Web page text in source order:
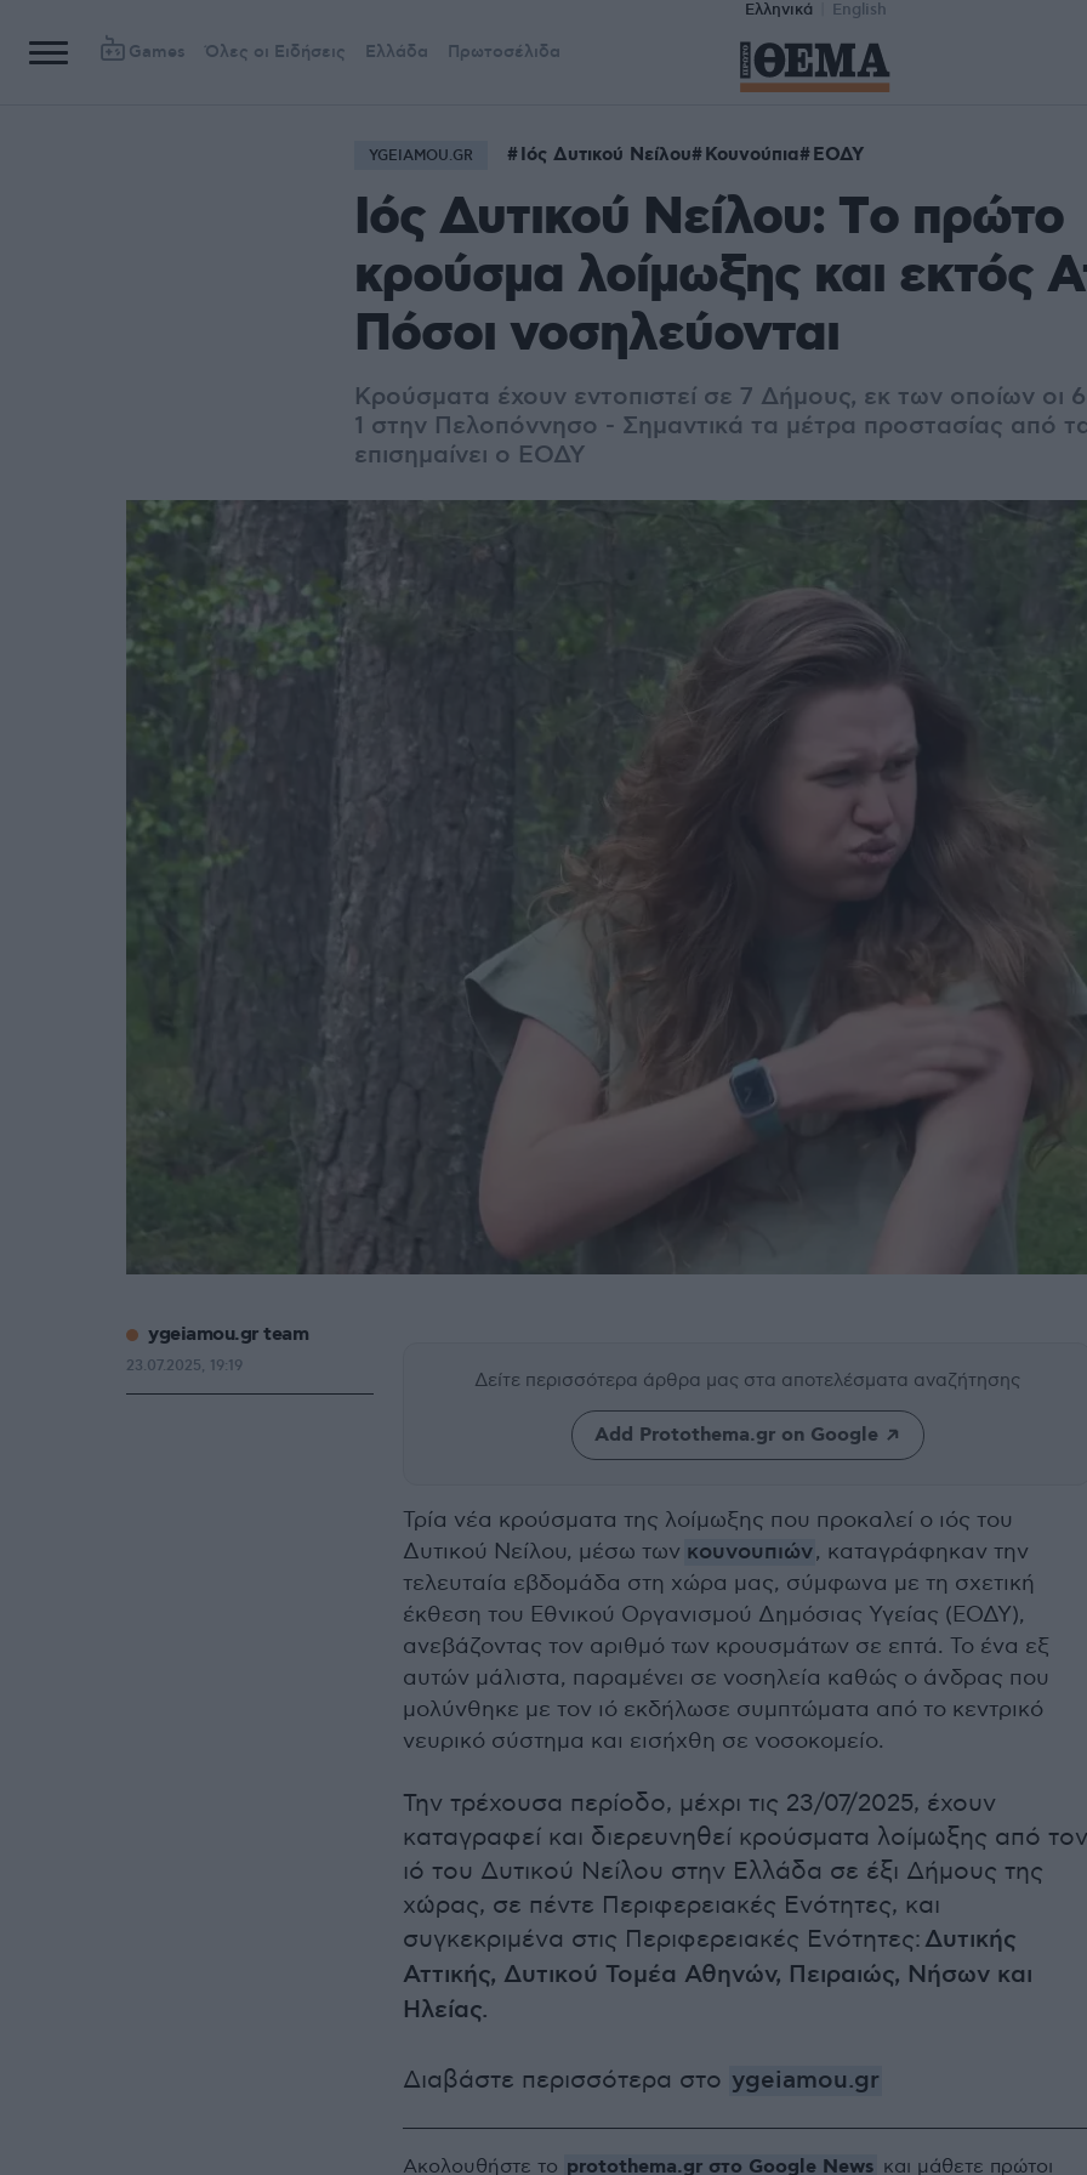
Ελληνικά English
Games Όλες οι Ειδήσεις Ελλάδα Πρωτοσέλιδα
YGEIAMOU.GR Ιός Δυτικού Νείλου Κουνούπια ΕΟΔΥ
Ιός Δυτικού Νείλου: Τo πρώτο
κρούσμα λοίμωξης και εκτός
Πόσοι νοσηλεύονται
Κρούσματα έχουν εντοπιστεί σε 7 Δήμους, εκ των οποίων οι 6
1 στην Πελοπόννησο - Σημαντικά τα μέτρα προστασίας από
επισημαίνει ο ΕΟΔΥ
Δείτε περισσότερα άρθρα μας στα αποτελέσματα αναζήτησης
Add Protothema.gr on Google
Τρία νέα κρούσματα της λοίμωξης που προκαλεί ο ιός του
Δυτικού Νείλου, μέσω των κουνουπιών, καταγράφηκαν την
τελευταία εβδομάδα στη χώρα μας, σύμφωνα με τη σχετική
έκθεση του Εθνικού Οργανισμού Δημόσιας Υγείας (ΕΟΔΥ),
ανεβάζοντας τον αριθμό των κρουσμάτων σε επτά. Το ένα εξ
αυτών μάλιστα, παραμένει σε νοσηλεία καθώς ο άνδρας που
μολύνθηκε με τον ιό εκδήλωσε συμπτώματα από το κεντρικό
νευρικό σύστημα και εισήχθη σε νοσοκομείο.
Την τρέχουσα περίοδο, μέχρι τις 23/07/2025, έχουν
καταγραφεί και διερευνηθεί κρούσματα λοίμωξης από τον
ιό του Δυτικού Νείλου στην Ελλάδα σε έξι Δήμους της
χώρας, σε πέντε Περιφερειακές Ενότητες, και
συγκεκριμένα στις Περιφερειακές Ενότητες: Δυτικής
Αττικής, Δυτικού Τομέα Αθηνών, Πειραιώς, Νήσων και
Ηλείας.
Διαβάστε περισσότερα στο ygeiamou.gr
ygeiamou.gr team
23.07.2025, 19:19
Ακολουθήστε το protothema.gr στο Google News και μάθετε πρώτοι